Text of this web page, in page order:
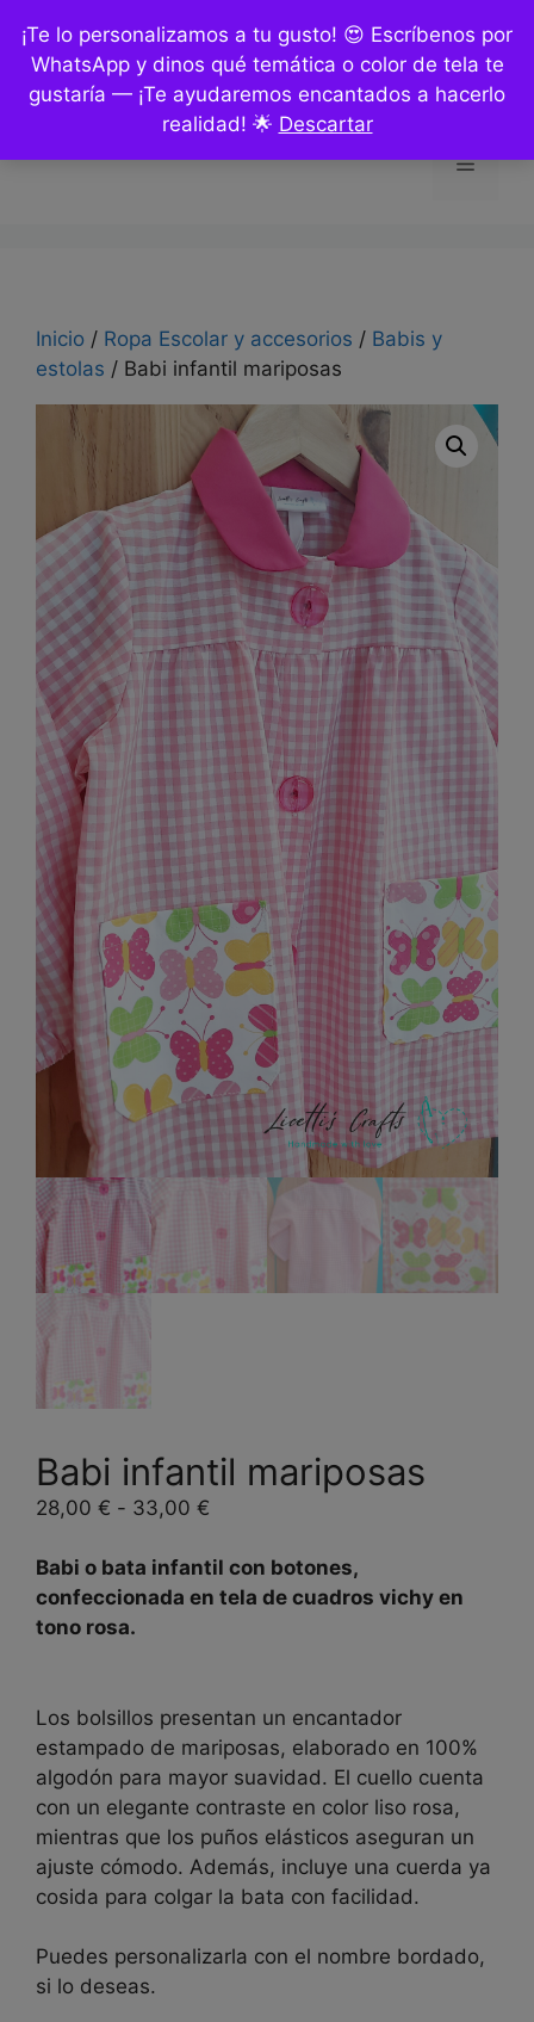
¡Te lo personalizamos a tu gusto! 😍 Escríbenos por
WhatsApp y dinos qué temática o color de tela te
gustaría — ¡Te ayudaremos encantados a hacerlo
realidad! 🌟 Descartar
contenido
Menú
Inicio / Ropa Escolar y accesorios / Babis y
estolas / Babi infantil mariposas
Babi infantil mariposas
28,00 € - 33,00 €
precios:
desde
Babi o bata infantil con botones,
confeccionada en tela de cuadros vichy en
tono rosa.
Los bolsillos presentan un encantador
estampado de mariposas, elaborado en 100%
algodón para mayor suavidad. El cuello cuenta
con un elegante contraste en color liso rosa,
mientras que los puños elásticos aseguran un
ajuste cómodo. Además, incluye una cuerda ya
cosida para colgar la bata con facilidad.
Puedes personalizarla con el nombre bordado,
si lo deseas.